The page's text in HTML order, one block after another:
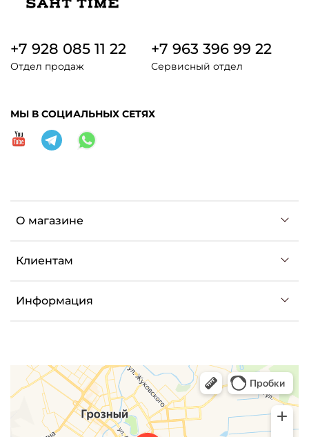
О магазине
Клиентам
Информация
+7 928 085 11 22
Отдел продаж
+7 963 396 99 22
Сервисный отдел
МЫ В СОЦИАЛЬНЫХ СЕТЯХ